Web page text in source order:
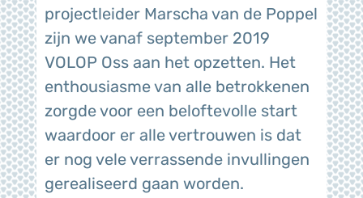
projectleider Marscha van de Poppel
zijn we vanaf september 2019
VOLOP Oss aan het opzetten. Het
enthousiasme van alle betrokkenen
zorgde voor een beloftevolle start
waardoor er alle vertrouwen is dat
er nog vele verrassende invullingen
gerealiseerd gaan worden.